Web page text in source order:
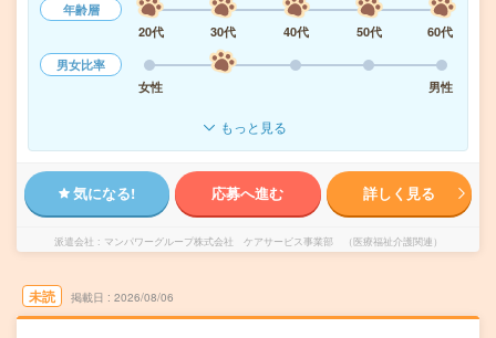
年齢層
20代
30代 40代 50代
60代
男女比率
女性
男性
もっと見る
気になる! 応募へ進む 詳しく見る
派遣会社 マンパワーグループ株式会社 ケアサービス事業部 （医療福祉介護関連）
未読 掲載日 2026/08/06